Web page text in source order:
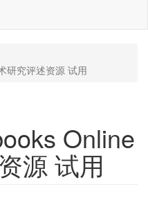
研究评述资源 试用
Online
源 试用